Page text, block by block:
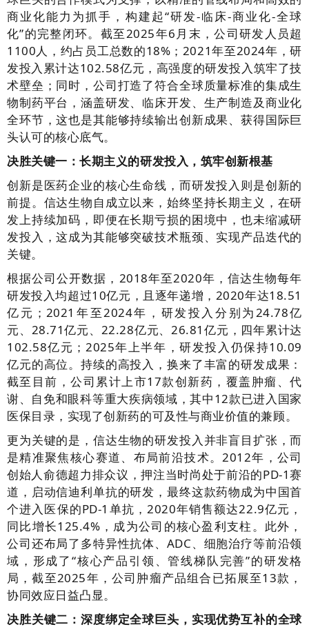
商业化能力为抓手，构建起“研发-临床-商业化-全球
化”的完整闭环。截至2025年6月末，公司研发人员超
1100人，约占员工总数的18%；2021年至2024年，研
发投入累计达102.58亿元，高强度的研发投入筑牢了技
术壁垒；同时，公司打造了符合全球质量标准的集成生
物制药平台，涵盖研发、临床开发、生产制造及商业化
全环节，这也是其能够持续输出创新成果、获得国际巨
头认可的核心底气。
决胜关键一：长期主义的研发投入，筑牢创新根基
创新是医药企业的核心生命线，而研发投入则是创新的
前提。信达生物自成立以来，始终坚持长期主义，在研
发上持续加码，即便在长期亏损的困境中，也未缩减研
发投入，这成为其能够突破技术瓶颈、实现产品迭代的
关键。
根据公司公开数据，2018年至2020年，信达生物每年
研发投入均超过10亿元，且逐年递增，2020年达18.51
亿元；2021年至2024年，研发投入分别为24.78亿
元、28.71亿元、22.28亿元、26.81亿元，四年累计达
102.58亿元；2025年上半年，研发投入仍保持10.09
亿元的高位。持续的高投入，换来了丰富的研发成果：
截至目前，公司累计上市17款创新药，覆盖肿瘤、代
谢、自免和眼科等重大疾病领域，其中12款已进入国家
医保目录，实现了创新药的可及性与商业价值的兼顾。
更为关键的是，信达生物的研发投入并非盲目扩张，而
是精准聚焦核心赛道、布局前沿技术。2012年，公司
创始人俞德超力排众议，押注当时尚处于前沿的PD-1赛
道，启动信迪利单抗的研发，最终这款药物成为中国首
个进入医保的PD-1单抗，2020年销售额达22.9亿元，
同比增长125.4%，成为公司的核心盈利支柱。此外，
公司还布局了多特异性抗体、ADC、细胞治疗等前沿领
域，形成了“核心产品引领、管线梯队完善”的研发格
局，截至2025年，公司肿瘤产品组合已拓展至13款，
协同效应日益凸显。
决胜关键二：深度绑定全球巨头，实现优势互补的全球